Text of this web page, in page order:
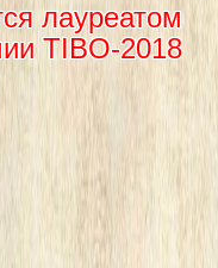
лауреатом
TIBO-2018